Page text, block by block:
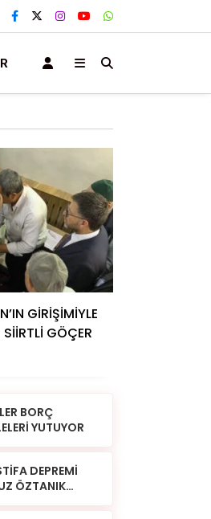
GİRİŞİMİYLE
GÖÇER
BORÇ
YUTUYOR
DEPREMİ
ÖZTANIK